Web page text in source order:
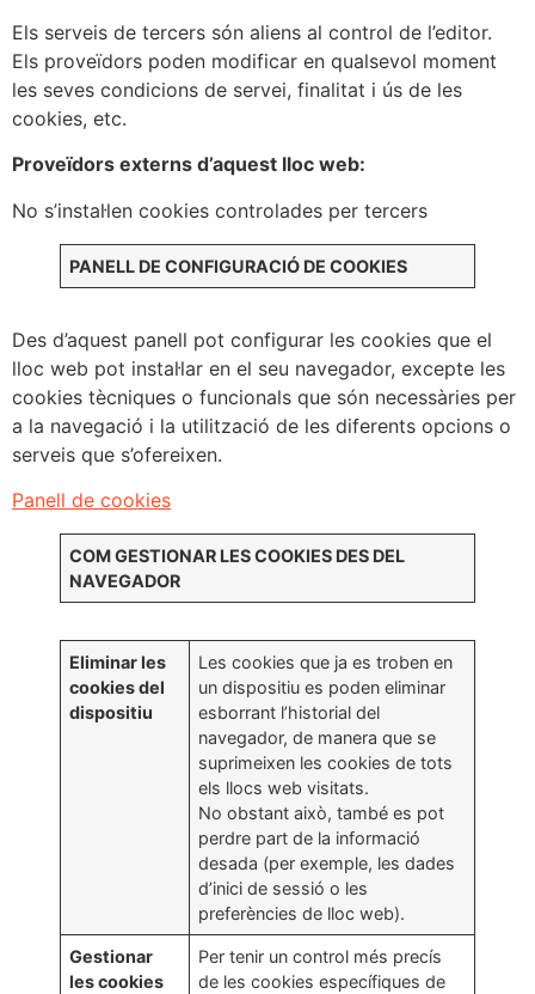
Els serveis de tercers són aliens al control de l’editor.
Els proveïdors poden modificar en qualsevol moment
les seves condicions de servei, finalitat i ús de les
cookies, etc.
Proveïdors externs d’aquest lloc web:
No s’instal·len cookies controlades per tercers
PANELL DE CONFIGURACIÓ DE COOKIES
Des d’aquest panell pot configurar les cookies que el
lloc web pot instal·lar en el seu navegador, excepte les
cookies tècniques o funcionals que són necessàries per
a la navegació i la utilització de les diferents opcions o
serveis que s’ofereixen.
Panell de cookies
COM GESTIONAR LES COOKIES DES DEL
NAVEGADOR
Eliminar les
cookies del
dispositiu
Les cookies que ja es troben en
un dispositiu es poden eliminar
esborrant l’historial del
navegador, de manera que se
suprimeixen les cookies de tots
els llocs web visitats.
No obstant això, també es pot
perdre part de la informació
desada (per exemple, les dades
d’inici de sessió o les
preferències de lloc web).
Gestionar
les cookies
Per tenir un control més precís
de les cookies específiques de